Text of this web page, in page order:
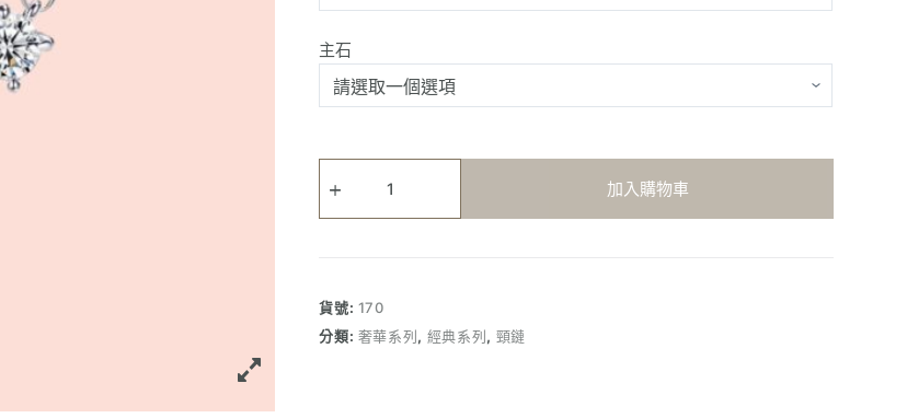
主石
鑽
頸
量
加入購物車
貨號: 170
分類: 奢華系列, 經典系列, 頸鏈